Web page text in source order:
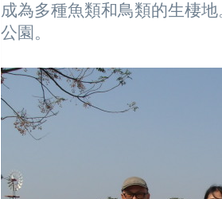
成為多種魚類和鳥類的生棲
公園。